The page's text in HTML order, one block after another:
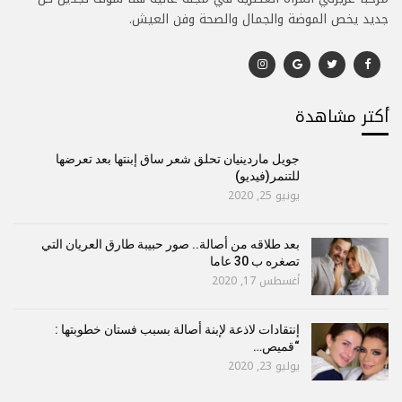
جديد يخص الموضة والجمال والصحة وفن العيش.
أكتر مشاهدة
جويل ماردينيان تحلق شعر ساق إبنتها بعد تعرضها
للتنمر(فيديو)
يونيو 25, 2020
بعد طلاقه من أصالة.. صور حبيبة طارق العريان التي
تصغره ب 30 عاما
أغسطس 17, 2020
إنتقادات لاذعة لإبنة أصالة بسبب فستان خطوبتها :
“قميص…
يوليو 23, 2020